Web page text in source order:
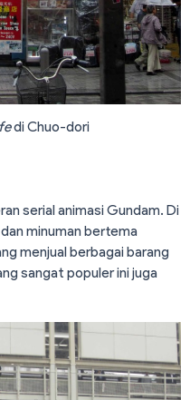
di Chuo-dori
serial animasi Gundam. Di
minuman bertema
menjual berbagai barang
sangat populer ini juga